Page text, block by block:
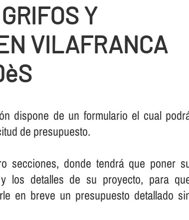
Y
VILAFRANCA
dispone de un formulario el cual
de presupuesto.
secciones, donde tendrá que poner
los detalles de su proyecto, para
en breve un presupuesto detallado